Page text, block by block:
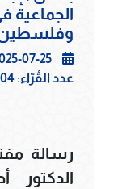
الجماعية
07-25
عدد القُرّاء:
رسالة
الدكتور